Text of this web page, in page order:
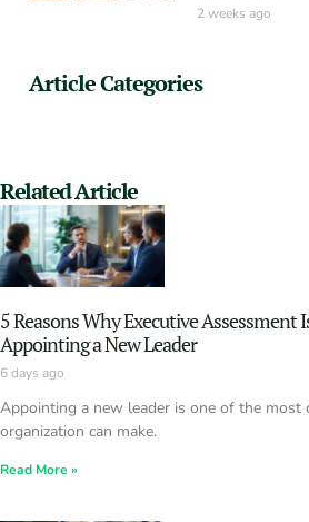
2 weeks ago
Article Categories
Related Article
5 Reasons Why Executive Assessment
Appointing a New Leader
6 days ago
Appointing a new leader is one of the most
organization can make.
Read More »